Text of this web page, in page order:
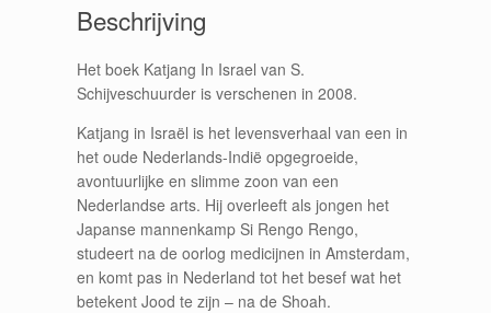
Beschrijving
Het boek Katjang In Israel van S.
Schijveschuurder is verschenen in 2008.
Katjang in Israël is het levensverhaal van een in
het oude Nederlands-Indië opgegroeide,
avontuurlijke en slimme zoon van een
Nederlandse arts. Hij overleeft als jongen het
Japanse mannenkamp Si Rengo Rengo,
studeert na de oorlog medicijnen in Amsterdam,
en komt pas in Nederland tot het besef wat het
betekent Jood te zijn – na de Shoah.